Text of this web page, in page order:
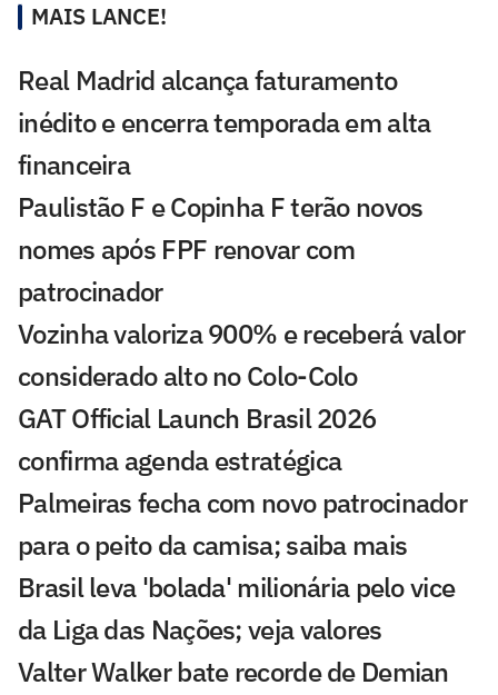
MAIS LANCE!
Real Madrid alcança faturamento
inédito e encerra temporada em alta
financeira
Paulistão F e Copinha F terão novos
nomes após FPF renovar com
patrocinador
Vozinha valoriza 900% e receberá valor
considerado alto no Colo-Colo
GAT Official Launch Brasil 2026
confirma agenda estratégica
Palmeiras fecha com novo patrocinador
para o peito da camisa; saiba mais
Brasil leva 'bolada' milionária pelo vice
da Liga das Nações; veja valores
Valter Walker bate recorde de Demian